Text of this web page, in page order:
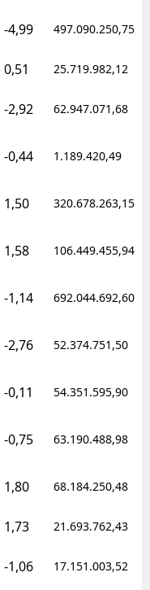
-4,99 497.090.250,75
0,51 25.719.982,12
-2,92 62.947.071,68
-0,44 1.189.420,49
1,50 320.678.263,15
1,58 106.449.455,94
-1,14 692.044.692,60
-2,76 52.374.751,50
-0,11 54.351.595,90
-0,75 63.190.488,98
1,80 68.184.250,48
1,73 21.693.762,43
-1,06 17.151.003,52